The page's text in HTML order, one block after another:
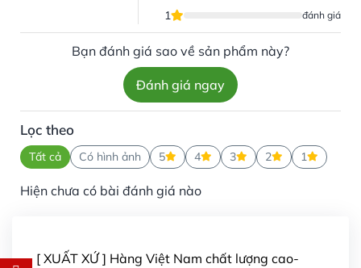
1 đánh giá
Bạn đánh giá sao về sản phẩm này?
Đánh giá ngay
Lọc theo
Tất cả Có hình ảnh 5 4 3 2 1
Hiện chưa có bài đánh giá nào
[ XUẤT XỨ ] Hàng Việt Nam chất lượng cao-